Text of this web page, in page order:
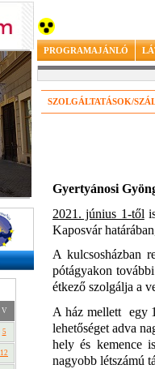
V
5
12
PROGRAMAJÁNLÓ
SZOLGÁLTATÁSOK/
Gyertyánosi
2021. június 1-től
Kaposvár
A kulcsosházban
pótágyakon
étkező szolgálja a
A ház mellett egy
lehetőséget adva
hely és kemence
nagyobb létszámú